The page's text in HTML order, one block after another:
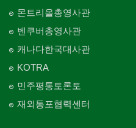
몬트리올총영사관
벤쿠버총영사관
캐나다한국대사관
KOTRA
민주평통토론토
재외통포협력센터